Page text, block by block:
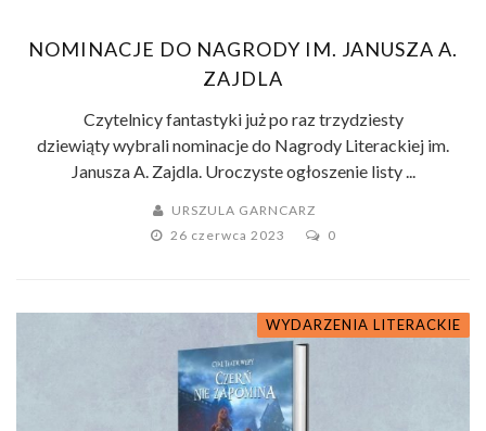
NOMINACJE DO NAGRODY IM. JANUSZA A.
ZAJDLA
Czytelnicy fantastyki już po raz trzydziesty
dziewiąty wybrali nominacje do Nagrody Literackiej im.
Janusza A. Zajdla. Uroczyste ogłoszenie listy ...
URSZULA GARNCARZ
26 czerwca 2023
0
WYDARZENIA LITERACKIE